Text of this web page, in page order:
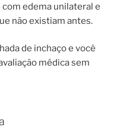
edema unilateral e
não existiam antes.
de inchaço e você
médica sem